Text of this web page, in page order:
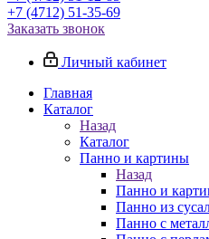
+7 (4712) 51-35-69
Заказать звонок
Личный кабинет
Главная
Каталог
Назад
Каталог
Панно и картины
Назад
Панно и
Панно из
Панно с